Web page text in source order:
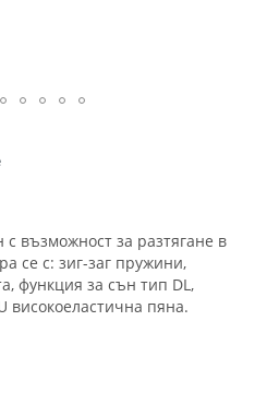
възможност за разтягане в
се с: зиг-заг пружини,
функция за сън тип DL,
високоеластична пяна.